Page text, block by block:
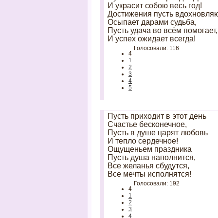
И украсит собою весь год!
Достижения пусть
Осыпает дарами судьба,
Пусть удача во всём помогает,
И успех ожидает всегда!
4
1
2
3
4
5
Голосовали: 116
Пусть приходит в этот день
Счастье бесконечное,
Пусть в душе царят любовь
И тепло сердечное!
Ощущеньем праздника
Пусть душа наполнится,
Все желанья сбудутся,
Все мечты исполнятся!
4
1
2
3
4
Голосовали: 192